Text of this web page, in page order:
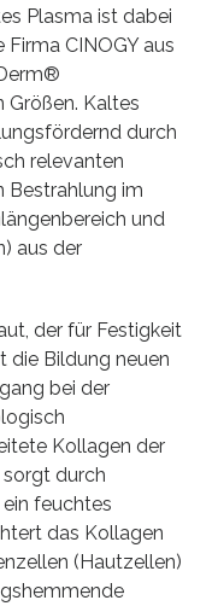
Plasma ist dabei
CINOGY aus
Größen. Kaltes
durch
relevanten
Bestrahlung im
und
aus der
der für Festigkeit
die Bildung neuen
bei der
Kollagen der
durch
feuchtes
das Kollagen
(Hautzellen)